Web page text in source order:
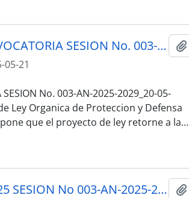
002_ALCANCE DOCUMENTAL A LA CONVOCATORIA SESION No. 003-AN-2025-2029_20-05-25SESION DEL PLENO N 003 ASAMBLEA NACIONAL 2025-2027
05-21
SESION No. 003-AN-2025-2029_20-05-
Ley Organica de Proteccion y Defensa
que el proyecto de ley retorne a la…
003_MOCION ANDRES CASTILLO_21-05-25 SESION No 003-AN-2025-2029_21-05-25SESION DEL PLENO N 003 ASAMBLEA NACIONAL 2025-2027